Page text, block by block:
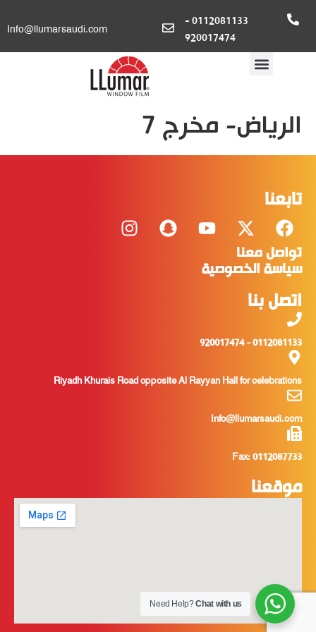
0112081133 -
920017474
Info@llumarsaudi.com
الرياض- مخرج 7
موقعنا
اتصل بنا
0112081133 - 920017474
Riyadh Khurais Road opposite Al Rayyan Hall for celebrations
Info@llumarsaudi.com
Fax: 0112087733
تابعنا
تواصل معنا
سياسة الخصوصية
Need Help?Chat with us